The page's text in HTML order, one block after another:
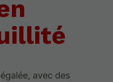
avec des